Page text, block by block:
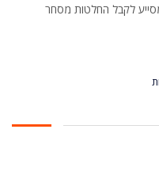
מסייע לקבל החלטות מסחר